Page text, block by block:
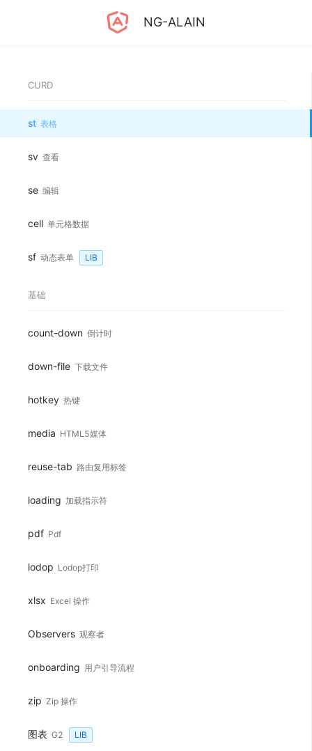
NG-ALAIN
CURD
st 表格
sv 查看
se 编辑
cell 单元格数据
sf 动态表单 LIB
基础
count-down 倒计时
down-file 下载文件
hotkey 热键
media HTML5媒体
reuse-tab 路由复用标签
loading 加载指示符
pdf Pdf
lodop Lodop打印
xlsx Excel 操作
Observers 观察者
onboarding 用户引导流程
zip Zip 操作
图表 G2 LIB